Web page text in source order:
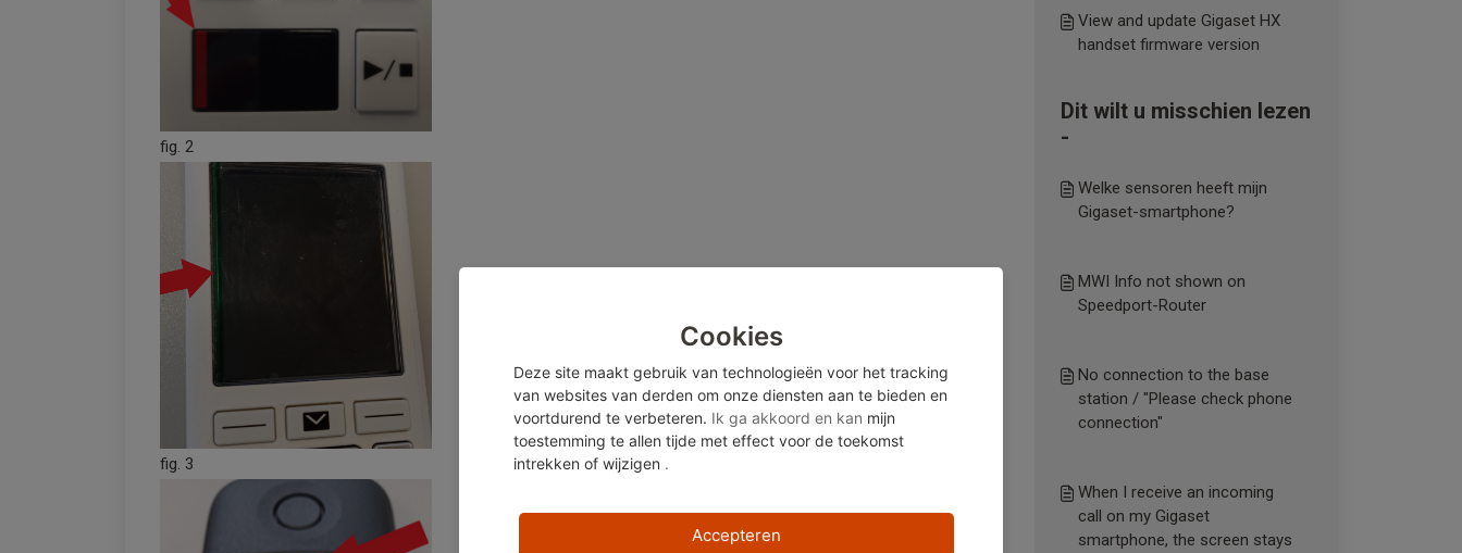
fig. 2
fig. 3
View and update Gigaset HX
handset firmware version
Dit wilt u misschien lezen
-
Welke sensoren heeft mijn
Gigaset-smartphone?
MWI Info not shown on
Speedport-Router
No connection to the base
station / "Please check phone
connection"
When I receive an incoming
call on my Gigaset
smartphone, the screen stays
Cookies
Deze site maakt gebruik van technologieën voor het tracking
van websites van derden om onze diensten aan te bieden en
voortdurend te verbeteren. Ik ga akkoord en kan mijn
toestemming te allen tijde met effect voor de toekomst
intrekken of wijzigen .
Accepteren